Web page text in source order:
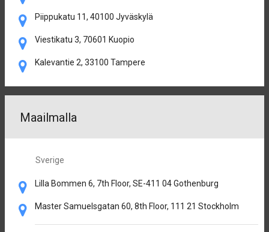
Piippukatu 11, 40100 Jyväskylä
Viestikatu 3, 70601 Kuopio
Kalevantie 2, 33100 Tampere
Maailmalla
Sverige
Lilla Bommen 6, 7th Floor, SE-411 04 Gothenburg
Master Samuelsgatan 60, 8th Floor, 111 21 Stockholm